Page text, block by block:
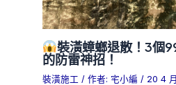
裝潢蟑螂退散！3個
的防雷神招！
裝潢施工 / 作者: 宅小編 / 20 4